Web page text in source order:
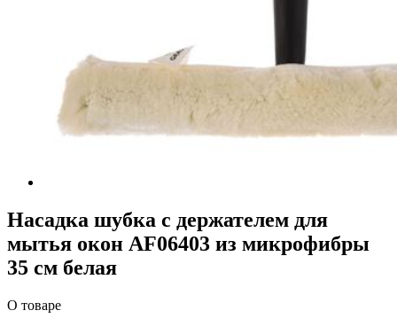
Насадка шубка с держателем для
мытья окон AF06403 из микрофибры
35 см белая
О товаре